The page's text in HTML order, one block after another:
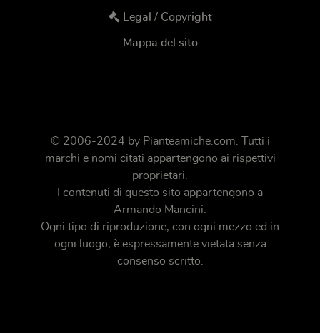
Legal / Copyright
Mappa del sito
© 2006-2024 by Pianteamiche.com . Tutti i
marchi e nomi citati appartengono ai rispettivi
proprietari.
I contenuti di questo sito appartengono a
Armando Mancini.
Ogni tipo di riproduzione, con ogni mezzo ed in
ogni luogo, è espressamente vietata senza
consenso scritto.